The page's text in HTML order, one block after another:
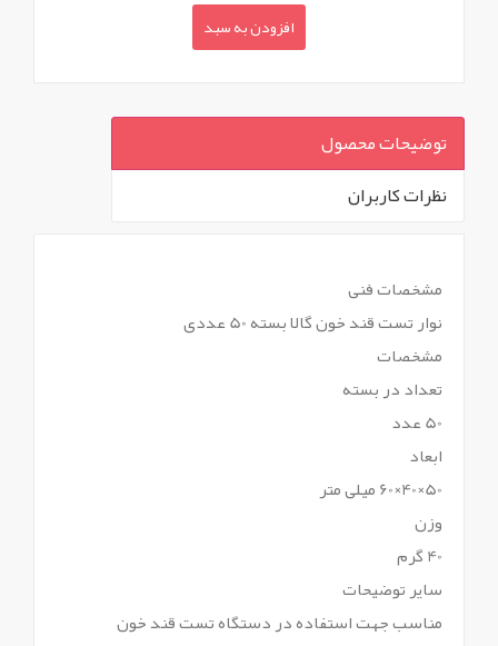
افزودن به سبد
توضیحات محصول
نظرات کاربران
مشخصات فنی
نوار تست قند خون گالا بسته 50 عددی
مشخصات
تعداد در بسته
50 عدد
ابعاد
50×40×60 میلی متر
وزن
40 گرم
سایر توضیحات
مناسب جهت استفاده در دستگاه تست قند خون